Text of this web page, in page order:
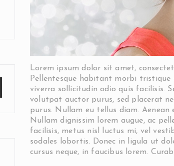
Lorem ipsum dolor sit amet,
Pellentesque habitant morbi tristique
viverra sollicitudin odio quis facilisis.
volutpat auctor purus, sed placerat
purus. Nullam eu tellus diam. Aenean
Nullam dignissim lorem augue, ac
facilisis, metus nisl luctus mi, vel
sodales lobortis. Donec in ligula ut
cursus neque, in faucibus lorem.